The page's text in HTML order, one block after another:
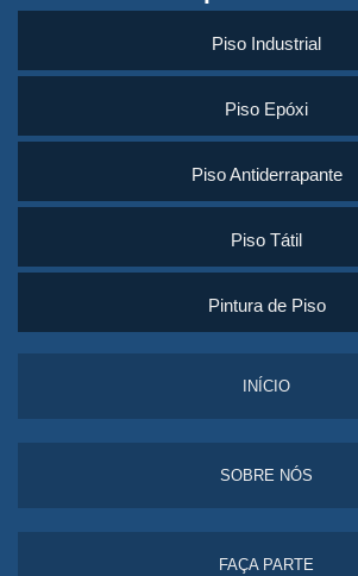
Piso Industrial
Piso Epóxi
Piso Antiderrapante
Piso Tátil
Pintura de Piso
INÍCIO
SOBRE NÓS
FAÇA PARTE